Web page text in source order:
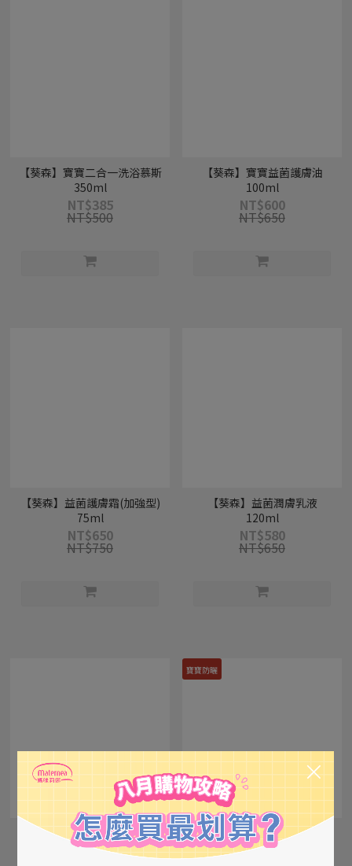
【葵森】寶寶二合一洗浴慕斯
350ml
NT$385
NT$500
【葵森】寶寶益菌護膚油
100ml
NT$600
NT$650
【葵森】益菌護膚霜(加強型)
75ml
NT$650
NT$750
【葵森】益菌潤膚乳液
120ml
NT$580
NT$650
【葵森】寶寶益菌屁屁膏
50ml
寶寶防曬
【葵森】溫和輕潤防曬乳
50ml